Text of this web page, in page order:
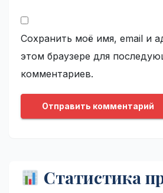
Сохранить моё имя, email и
этом браузере для
комментариев.
Статистика